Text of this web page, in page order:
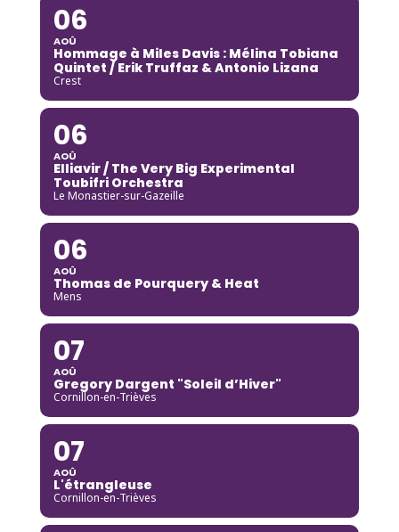
06
AOÛ
Hommage à Miles Davis : Mélina Tobiana
Quintet / Erik Truffaz & Antonio Lizana
Crest
06
AOÛ
Elliavir / The Very Big Experimental
Toubifri Orchestra
Le Monastier-sur-Gazeille
06
AOÛ
Thomas de Pourquery & Heat
Mens
07
AOÛ
Gregory Dargent "Soleil d’Hiver"
Cornillon-en-Trièves
07
AOÛ
L'étrangleuse
Cornillon-en-Trièves